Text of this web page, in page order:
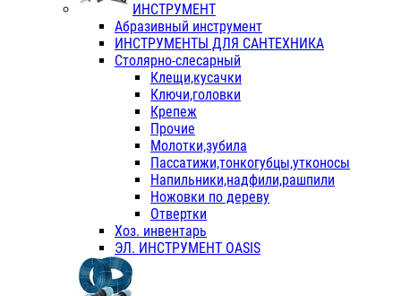
ИНСТРУМЕНТ
Абразивный инструмент
ИНСТРУМЕНТЫ ДЛЯ САНТЕХНИКА
Столярно-слесарный
Клещи,кусачки
Ключи,головки
Крепеж
Прочие
Молотки,зубила
Пассатижи,тонкогубцы,утконосы
Напильники,надфили,рашпили
Ножовки по дереву
Отвертки
Хоз. инвентарь
ЭЛ. ИНСТРУМЕНТ OASIS